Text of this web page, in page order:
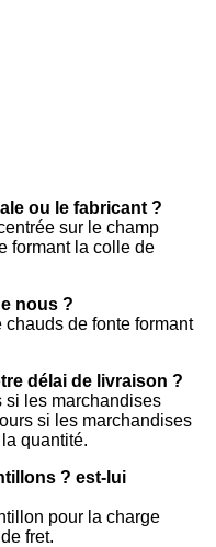
ou le fabricant ?
sur le champ
formant la colle de
nous ?
de fonte formant
délai de livraison ?
si les marchandises
si les marchandises
quantité.
? est-lui
pour la charge
fret.